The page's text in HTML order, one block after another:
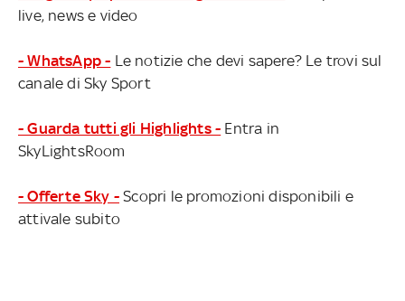
live, news e video
- WhatsApp - Le notizie che devi sapere? Le trovi sul
canale di Sky Sport
- Guarda tutti gli Highlights - Entra in
SkyLightsRoom
- Offerte Sky - Scopri le promozioni disponibili e
attivale subito